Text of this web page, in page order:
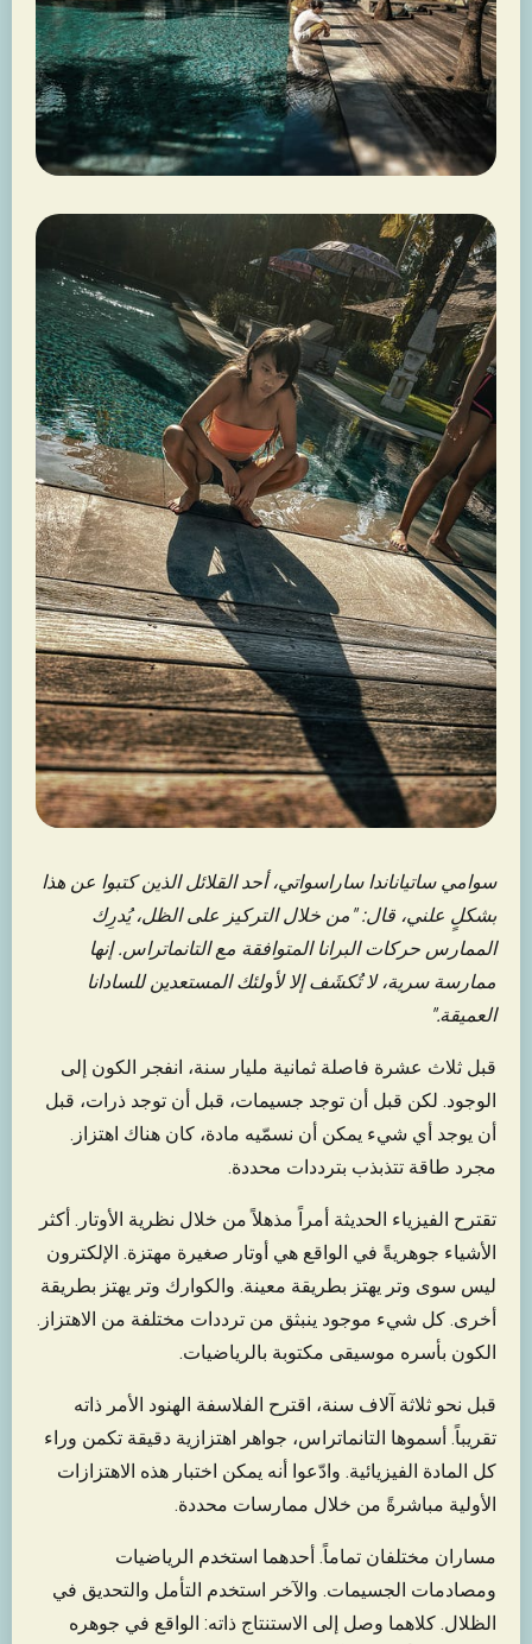
سوامي ساتياناندا ساراسواتي، أحد القلائل الذين كتبوا عن هذا
بشكلٍ علني، قال: "من خلال التركيز على الظل، يُدرِك
الممارس حركات البرانا المتوافقة مع التانماتراس. إنها
ممارسة سرية، لا تُكشَف إلا لأولئك المستعدين للسادانا
العميقة."
قبل ثلاث عشرة فاصلة ثمانية مليار سنة، انفجر الكون إلى
الوجود. لكن قبل أن توجد جسيمات، قبل أن توجد ذرات، قبل
أن يوجد أي شيء يمكن أن نسمّيه مادة، كان هناك اهتزاز.
مجرد طاقة تتذبذب بترددات محددة.
تقترح الفيزياء الحديثة أمراً مذهلاً من خلال نظرية الأوتار. أكثر
الأشياء جوهريةً في الواقع هي أوتار صغيرة مهتزة. الإلكترون
ليس سوى وتر يهتز بطريقة معينة. والكوارك وتر يهتز بطريقة
أخرى. كل شيء موجود ينبثق من ترددات مختلفة من الاهتزاز.
الكون بأسره موسيقى مكتوبة بالرياضيات.
قبل نحو ثلاثة آلاف سنة، اقترح الفلاسفة الهنود الأمر ذاته
تقريباً. أسموها التانماتراس، جواهر اهتزازية دقيقة تكمن وراء
كل المادة الفيزيائية. وادّعوا أنه يمكن اختبار هذه الاهتزازات
الأولية مباشرةً من خلال ممارسات محددة.
مساران مختلفان تماماً. أحدهما استخدم الرياضيات
ومصادمات الجسيمات. والآخر استخدم التأمل والتحديق في
الظلال. كلاهما وصل إلى الاستنتاج ذاته: الواقع في جوهره